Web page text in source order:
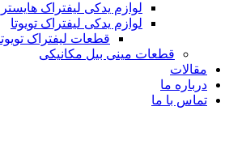
لوازم یدکی لیفتراک هایستر
لوازم یدکی لیفتراک تویوتا
قطعات لیفتراک تویوتا
قطعات مینی بیل مکانیکی
ما
با ما